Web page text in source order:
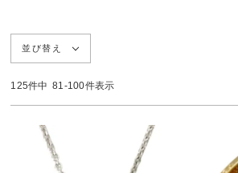
カラー
並び替え
125件中 81-100件表示